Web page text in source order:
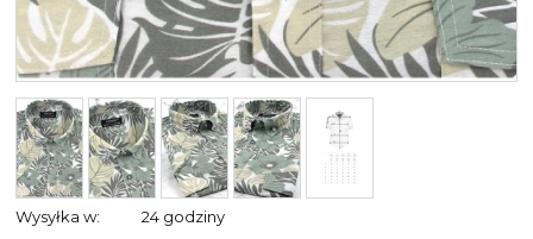
Wysyłka w:
24 godziny